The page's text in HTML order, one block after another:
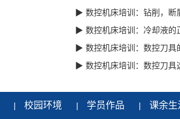
▶ 数控机床培训：钻削，断
▶ 数控机床培训：冷却液的
▶ 数控机床培训：数控刀具
▶ 数控机床培训：数控刀具
| 校园环境 | 学员作品 | 课余生